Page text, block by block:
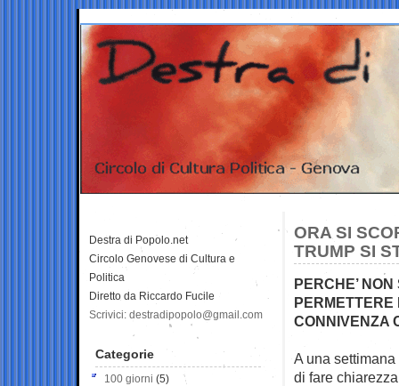
ORA SI
TRUMP SI
PERCHE’
PERMETTERE
CONNIVENZA
A una
di fare
Destra di Popolo.net
Circolo Genovese di Cultura e
Politica
Diretto da Riccardo Fucile
Scrivici: destradipopolo@gmail.com
Categorie
100 giorni (5)